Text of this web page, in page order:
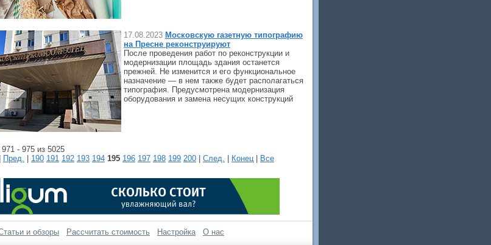
17.08.2023 Московскую газетную типографию
на Пресне реконструируют
После проведения работ по реконструкции и
модернизации площадь здания останется
прежней. Не изменится и его функциональное
назначение — в нем также будет располагаться
типография. Предусмотрена модернизация
оборудования и замена несущих конструкций
971 - 975 из 5025
Пред. 190 191 192 193 194 195 196 197 198 199 200 След. Конец Все
и обзоры Рассчитать стоимость Настройка О нас